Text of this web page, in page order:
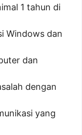
1 tahun di
Windows dan
dan
dengan
yang